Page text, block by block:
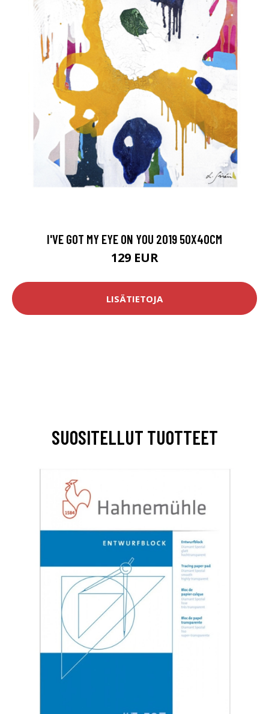
I'VE GOT MY EYE ON YOU 2019 50X40CM
129 EUR
LISÄTIETOJA
SUOSITELLUT TUOTTEET